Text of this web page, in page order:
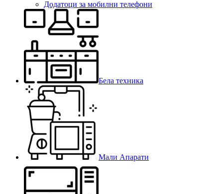
Додатоци за мобилни телефони
Бела техника
Мали Апарати